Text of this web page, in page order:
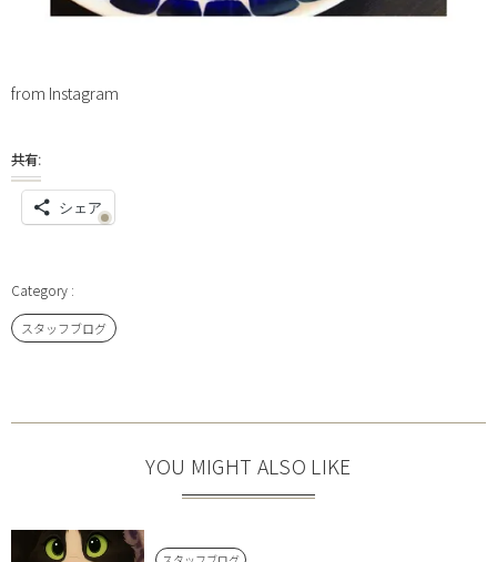
from Instagram
共有:
シェア
スタッフブログ
YOU MIGHT ALSO LIKE